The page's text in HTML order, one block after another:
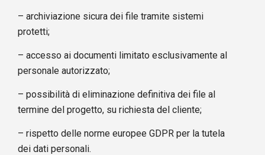
– archiviazione sicura dei file tramite sistemi
protetti;
– accesso ai documenti limitato esclusivamente al
personale autorizzato;
– possibilità di eliminazione definitiva dei file al
termine del progetto, su richiesta del cliente;
– rispetto delle norme europee GDPR per la tutela
dei dati personali.